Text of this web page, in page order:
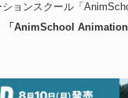
ョンスクール「
「AnimSchool